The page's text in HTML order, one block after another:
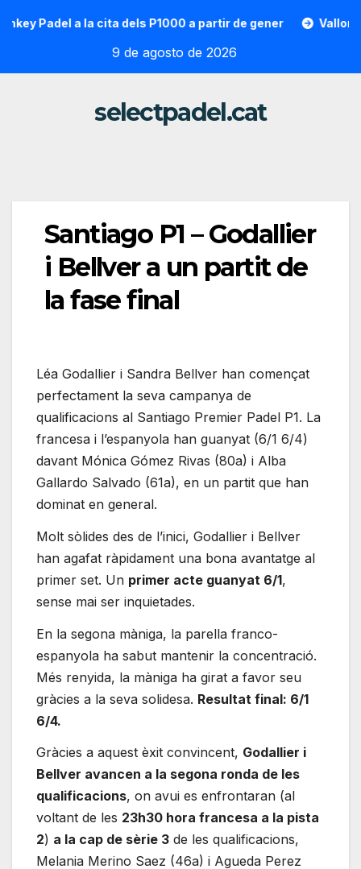
Padel a la cita dels P1000 a partir de gener Vallon
9 de agosto de 2026
selectpadel.cat
Santiago P1 – Godallier
i Bellver a un partit de
la fase final
Léa Godallier i Sandra Bellver han començat
perfectament la seva campanya de
qualificacions al Santiago Premier Padel P1. La
francesa i l’espanyola han guanyat (6/1 6/4)
davant Mónica Gómez Rivas (80a) i Alba
Gallardo Salvado (61a), en un partit que han
dominat en general.
Molt sòlides des de l’inici, Godallier i Bellver
han agafat ràpidament una bona avantatge al
primer set. Un primer acte guanyat 6/1,
sense mai ser inquietades.
En la segona màniga, la parella franco-
espanyola ha sabut mantenir la concentració.
Més renyida, la màniga ha girat a favor seu
gràcies a la seva solidesa. Resultat final: 6/1
6/4.
Gràcies a aquest èxit convincent, Godallier i
Bellver avancen a la segona ronda de les
qualificacions, on avui es enfrontaran (al
voltant de les 23h30 hora francesa a la pista
2) a la cap de sèrie 3 de les qualificacions,
Melania Merino Saez (46a) i Agueda Perez